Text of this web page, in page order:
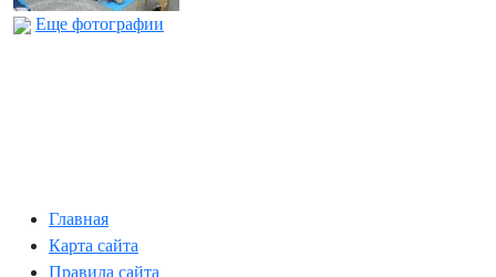
Еще фотографии
Главная
Карта сайта
Правила сайта